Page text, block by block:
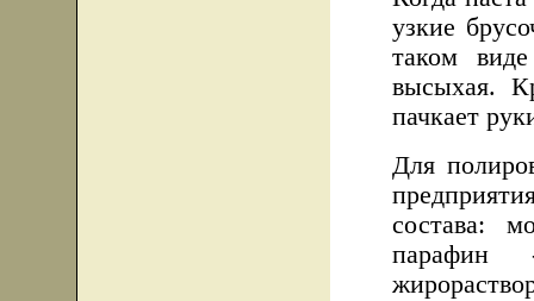
узкие
таком
высыхая.
пачкает
Для
состава: